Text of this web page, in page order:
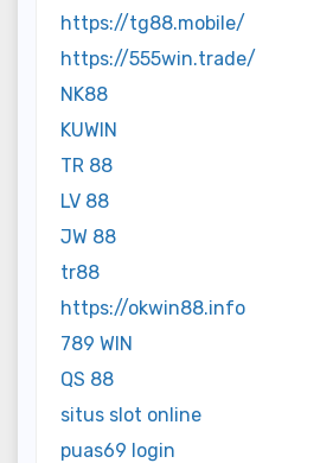
https://tg88.mobile/
https://555win.trade/
NK88
KUWIN
TR 88
LV 88
JW 88
tr88
https://okwin88.info
789 WIN
QS 88
situs slot online
puas69 login